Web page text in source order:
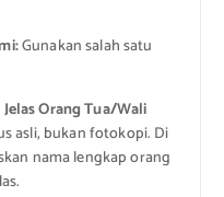
Gunakan salah satu
Orang Tua/Wali
asli, bukan fotokopi. Di
nama lengkap orang